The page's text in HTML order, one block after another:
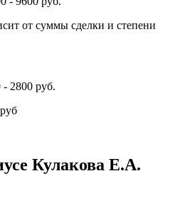
от суммы сделки и степени
- 2800 руб.
Кулакова Е.А.